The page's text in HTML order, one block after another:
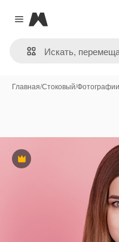
Close menu
Magnific
Главная/Стоковый/Фотографии
Премиум